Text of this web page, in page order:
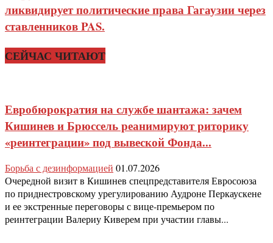
ликвидирует политические права Гагаузии через
ставленников PAS.
СЕЙЧАС ЧИТАЮТ
Евробюрократия на службе шантажа: зачем
Кишинев и Брюссель реанимируют риторику
«реинтеграции» под вывеской Фонда...
Борьба с дезинформацией 01.07.2026
Очередной визит в Кишинев спецпредставителя Евросоюза
по приднестровскому урегулированию Аудроне Перкаускене
и ее экстренные переговоры с вице-премьером по
реинтеграции Валериу Киверем при участии главы...